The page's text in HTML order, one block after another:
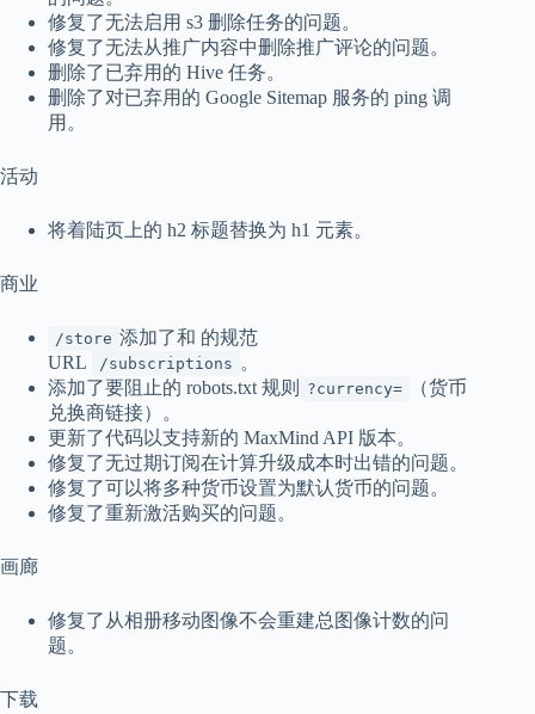
修复了无法启用 s3 删除任务的问题。
修复了无法从推广内容中删除推广评论的问题。
删除了已弃用的 Hive 任​​务。
删除了对已弃用的 Google Sitemap 服务的 ping 调
用。
活动
将着陆页上的 h2 标题替换为 h1 元素。
商业
/store 添加了和 的规范
URL
/subscriptions 。
添加了要阻止的 robots.txt 规则
?currency=
（货币
兑换商链接）。
更新了代码以支持新的 MaxMind API 版本。
修复了无过期订阅在计算升级成本时出错的问题。
修复了可以将多种货币设置为默认货币的问题。
修复了重新激活购买的问题。
画廊
修复了从相册移动图像不会重建总图像计数的问
题。
下载